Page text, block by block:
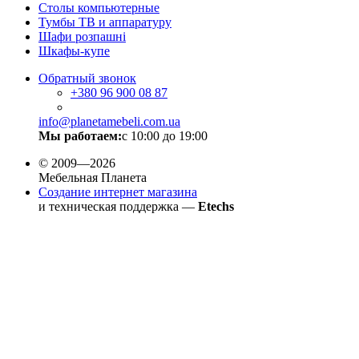
Столы компьютерные
Тумбы ТВ и аппаратуру
Шафи розпашні
Шкафы-купе
Обратный звонок
+380 96 900 08 87
info@planetamebeli.com.ua
Мы работаем:с 10:00 до 19:00
© 2009—2026
Мебельная Планета
Создание интернет магазина
и техническая поддержка — Etechs